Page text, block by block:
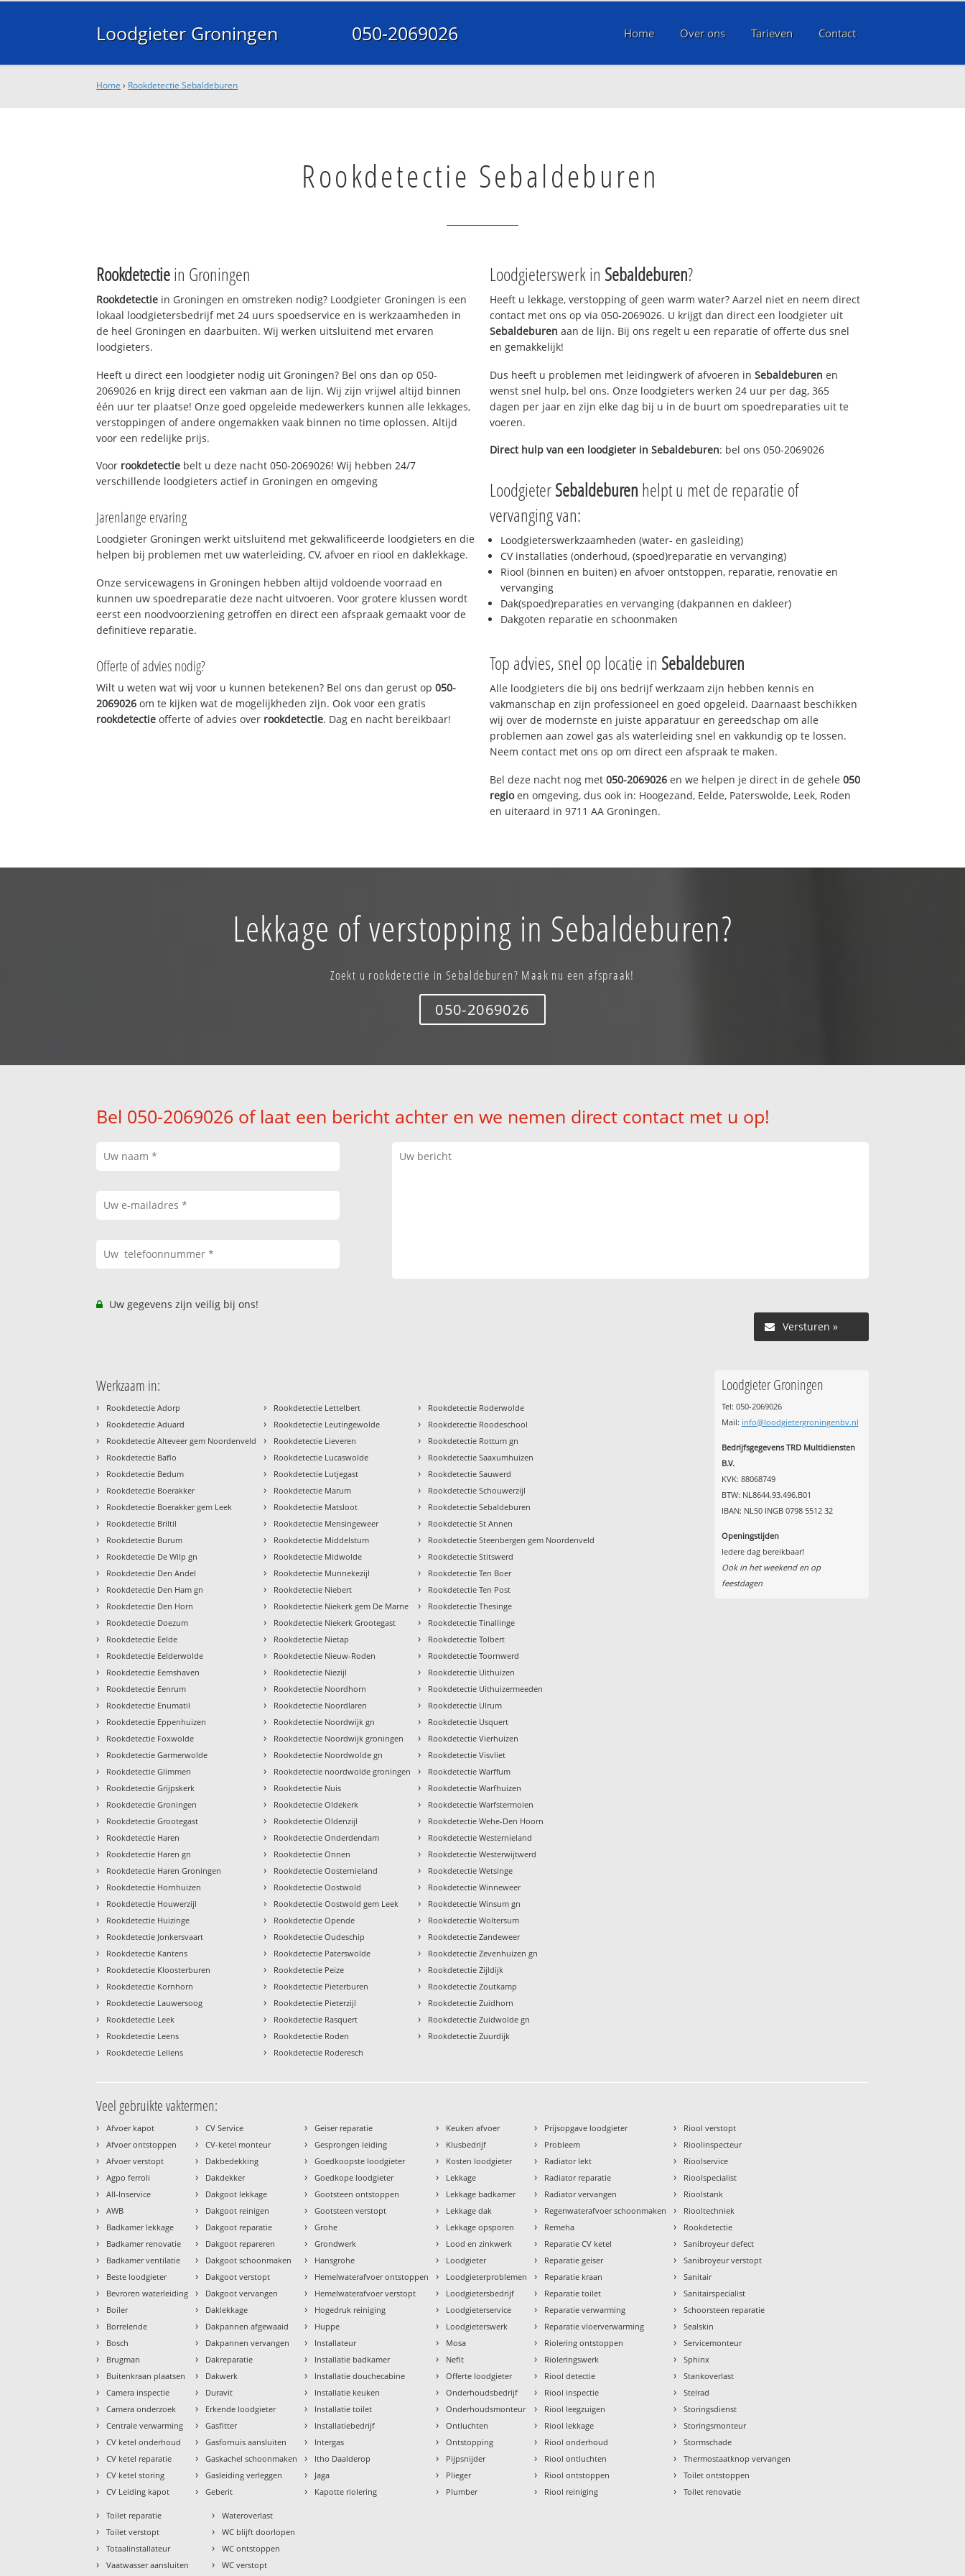
Loodgieter Groningen 050-2069026 Home Over ons Tarieven Contact
Home › Rookdetectie Sebaldeburen
Rookdetectie Sebaldeburen
Rookdetectiein Groningen
Rookdetectie in Groningen en omstreken nodig? Loodgieter Groningen is een
lokaal loodgietersbedrijf met 24 uurs spoedservice en is werkzaamheden in
de heel Groningen en daarbuiten. Wij werken uitsluitend met ervaren
loodgieters.
Heeft u direct een loodgieter nodig uit Groningen? Bel ons dan op 050-
2069026 en krijg direct een vakman aan de lijn. Wij zijn vrijwel altijd binnen
één uur ter plaatse! Onze goed opgeleide medewerkers kunnen alle lekkages,
verstoppingen of andere ongemakken vaak binnen no time oplossen. Altijd
voor een redelijke prijs.
Voor rookdetectie belt u deze nacht 050-2069026! Wij hebben 24/7
verschillende loodgieters actief in Groningen en omgeving
Jarenlange ervaring
Loodgieter Groningen werkt uitsluitend met gekwalificeerde loodgieters en die
helpen bij problemen met uw waterleiding, CV, afvoer en riool en daklekkage.
Onze servicewagens in Groningen hebben altijd voldoende voorraad en
kunnen uw spoedreparatie deze nacht uitvoeren. Voor grotere klussen wordt
eerst een noodvoorziening getroffen en direct een afspraak gemaakt voor de
definitieve reparatie.
Offerte of advies nodig?
Wilt u weten wat wij voor u kunnen betekenen? Bel ons dan gerust op050-
2069026 om te kijken wat de mogelijkheden zijn. Ook voor een gratis
rookdetectie offerte of advies over rookdetectie. Dag en nacht bereikbaar!
Loodgieterswerk in Sebaldeburen?
Heeft u lekkage, verstopping of geen warm water? Aarzel niet en neem direct
contact met ons op via 050-2069026. U krijgt dan direct een loodgieter uit
Sebaldeburen aan de lijn. Bij ons regelt u een reparatie of offerte dus snel
en gemakkelijk!
Dus heeft u problemen met leidingwerk of afvoeren in Sebaldeburen en
wenst snel hulp, bel ons. Onze loodgieters werken 24 uur per dag, 365
dagen per jaar en zijn elke dag bij u in de buurt om spoedreparaties uit te
voeren.
Direct hulp van een loodgieter in Sebaldeburen: bel ons 050-2069026
LoodgieterSebaldeburen helpt u met de reparatie of
vervanging van:
Loodgieterswerkzaamheden (water- en gasleiding)
CV installaties (onderhoud, (spoed)reparatie en vervanging)
Riool (binnen en buiten) en afvoer ontstoppen, reparatie, renovatie en
vervanging
Dak(spoed)reparaties en vervanging (dakpannen en dakleer)
Dakgoten reparatie en schoonmaken
Top advies, snel op locatie in Sebaldeburen
Alle loodgieters die bij ons bedrijf werkzaam zijn hebben kennis en
vakmanschap en zijn professioneel en goed opgeleid. Daarnaast beschikken
wij over de modernste en juiste apparatuur en gereedschap om alle
problemen aan zowel gas als waterleiding snel en vakkundig op te lossen.
Neem contact met ons op om direct een afspraak te maken.
Bel deze nacht nog met 050-2069026 en we helpen je direct in de gehele 050
regioen omgeving, dus ook in: Hoogezand, Eelde, Paterswolde, Leek, Roden
en uiteraard in 9711 AA Groningen.
Lekkage of verstopping in Sebaldeburen?
Zoekt u rookdetectie in Sebaldeburen? Maak nu een afspraak!
050-2069026
Bel 050-2069026 of laat een bericht achter en we nemen direct contact met u op!
Uw gegevens zijn veilig bij ons!
Versturen »
Werkzaam in:
› Rookdetectie Adorp
› Rookdetectie Aduard
› Rookdetectie Alteveer gem Noordenveld
› Rookdetectie Baflo
› Rookdetectie Bedum
› Rookdetectie Boerakker
› Rookdetectie Boerakker gem Leek
› Rookdetectie Briltil
› Rookdetectie Burum
› Rookdetectie De Wilp gn
› Rookdetectie Den Andel
› Rookdetectie Den Ham gn
› Rookdetectie Den Horn
› Rookdetectie Doezum
› Rookdetectie Eelde
› Rookdetectie Eelderwolde
› Rookdetectie Eemshaven
› Rookdetectie Eenrum
› Rookdetectie Enumatil
› Rookdetectie Eppenhuizen
› Rookdetectie Foxwolde
› Rookdetectie Garmerwolde
› Rookdetectie Glimmen
› Rookdetectie Grijpskerk
› Rookdetectie Groningen
› Rookdetectie Grootegast
› Rookdetectie Haren
› Rookdetectie Haren gn
› Rookdetectie Haren Groningen
› Rookdetectie Hornhuizen
› Rookdetectie Houwerzijl
› Rookdetectie Huizinge
› Rookdetectie Jonkersvaart
› Rookdetectie Kantens
› Rookdetectie Kloosterburen
› Rookdetectie Kornhorn
› Rookdetectie Lauwersoog
› Rookdetectie Leek
› Rookdetectie Leens
› Rookdetectie Lellens
› Rookdetectie Lettelbert
› Rookdetectie Leutingewolde
› Rookdetectie Lieveren
› Rookdetectie Lucaswolde
› Rookdetectie Lutjegast
› Rookdetectie Marum
› Rookdetectie Matsloot
› Rookdetectie Mensingeweer
› Rookdetectie Middelstum
› Rookdetectie Midwolde
› Rookdetectie Munnekezijl
› Rookdetectie Niebert
› Rookdetectie Niekerk gem De Marne
› Rookdetectie Niekerk Grootegast
› Rookdetectie Nietap
› Rookdetectie Nieuw-Roden
› Rookdetectie Niezijl
› Rookdetectie Noordhorn
› Rookdetectie Noordlaren
› Rookdetectie Noordwijk gn
› Rookdetectie Noordwijk groningen
› Rookdetectie Noordwolde gn
› Rookdetectie noordwolde groningen
› Rookdetectie Nuis
› Rookdetectie Oldekerk
› Rookdetectie Oldenzijl
› Rookdetectie Onderdendam
› Rookdetectie Onnen
› Rookdetectie Oosternieland
› Rookdetectie Oostwold
› Rookdetectie Oostwold gem Leek
› Rookdetectie Opende
› Rookdetectie Oudeschip
› Rookdetectie Paterswolde
› Rookdetectie Peize
› Rookdetectie Pieterburen
› Rookdetectie Pieterzijl
› Rookdetectie Rasquert
› Rookdetectie Roden
› Rookdetectie Roderesch
› Rookdetectie Roderwolde
› Rookdetectie Roodeschool
› Rookdetectie Rottum gn
› Rookdetectie Saaxumhuizen
› Rookdetectie Sauwerd
› Rookdetectie Schouwerzijl
› Rookdetectie Sebaldeburen
› Rookdetectie St Annen
› Rookdetectie Steenbergen gem Noordenveld
› Rookdetectie Stitswerd
› Rookdetectie Ten Boer
› Rookdetectie Ten Post
› Rookdetectie Thesinge
› Rookdetectie Tinallinge
› Rookdetectie Tolbert
› Rookdetectie Toornwerd
› Rookdetectie Uithuizen
› Rookdetectie Uithuizermeeden
› Rookdetectie Ulrum
› Rookdetectie Usquert
› Rookdetectie Vierhuizen
› Rookdetectie Visvliet
› Rookdetectie Warffum
› Rookdetectie Warfhuizen
› Rookdetectie Warfstermolen
› Rookdetectie Wehe-Den Hoorn
› Rookdetectie Westernieland
› Rookdetectie Westerwijtwerd
› Rookdetectie Wetsinge
› Rookdetectie Winneweer
› Rookdetectie Winsum gn
› Rookdetectie Woltersum
› Rookdetectie Zandeweer
› Rookdetectie Zevenhuizen gn
› Rookdetectie Zijldijk
› Rookdetectie Zoutkamp
› Rookdetectie Zuidhorn
› Rookdetectie Zuidwolde gn
› Rookdetectie Zuurdijk
Loodgieter Groningen
Tel: 050-2069026
Mail: info@loodgietergroningenbv.nl
Bedrijfsgegevens TRD Multidiensten
B.V.
KVK: 88068749
BTW: NL8644.93.496.B01
IBAN: NL50 INGB 0798 5512 32
Openingstijden
Iedere dag bereikbaar!
Ook in het weekend en op
feestdagen
Veel gebruikte vaktermen:
› Afvoer kapot
› Afvoer ontstoppen
› Afvoer verstopt
› Agpo ferroli
› All-Inservice
› AWB
› Badkamer lekkage
› Badkamer renovatie
› Badkamer ventilatie
› Beste loodgieter
› Bevroren waterleiding
› Boiler
› Borrelende
› Bosch
› Brugman
› Buitenkraan plaatsen
› Camera inspectie
› Camera onderzoek
› Centrale verwarming
› CV ketel onderhoud
› CV ketel reparatie
› CV ketel storing
› CV Leiding kapot
› CV Service
› CV-ketel monteur
› Dakbedekking
› Dakdekker
› Dakgoot lekkage
› Dakgoot reinigen
› Dakgoot reparatie
› Dakgoot repareren
› Dakgoot schoonmaken
› Dakgoot verstopt
› Dakgoot vervangen
› Daklekkage
› Dakpannen afgewaaid
› Dakpannen vervangen
› Dakreparatie
› Dakwerk
› Duravit
› Erkende loodgieter
› Gasfitter
› Gasfornuis aansluiten
› Gaskachel schoonmaken
› Gasleiding verleggen
› Geberit
› Geiser reparatie
› Gesprongen leiding
› Goedkoopste loodgieter
› Goedkope loodgieter
› Gootsteen ontstoppen
› Gootsteen verstopt
› Grohe
› Grondwerk
› Hansgrohe
› Hemelwaterafvoer ontstoppen
› Hemelwaterafvoer verstopt
› Hogedruk reiniging
› Huppe
› Installateur
› Installatie badkamer
› Installatie douchecabine
› Installatie keuken
› Installatie toilet
› Installatiebedrijf
› Intergas
› Itho Daalderop
› Jaga
› Kapotte riolering
› Keuken afvoer
› Klusbedrijf
› Kosten loodgieter
› Lekkage
› Lekkage badkamer
› Lekkage dak
› Lekkage opsporen
› Lood en zinkwerk
› Loodgieter
› Loodgieterproblemen
› Loodgietersbedrijf
› Loodgieterservice
› Loodgieterswerk
› Mosa
› Nefit
› Offerte loodgieter
› Onderhoudsbedrijf
› Onderhoudsmonteur
› Ontluchten
› Ontstopping
› Pijpsnijder
› Plieger
› Plumber
› Prijsopgave loodgieter
› Probleem
› Radiator lekt
› Radiator reparatie
› Radiator vervangen
› Regenwaterafvoer schoonmaken
› Remeha
› Reparatie CV ketel
› Reparatie geiser
› Reparatie kraan
› Reparatie toilet
› Reparatie verwarming
› Reparatie vloerverwarming
› Riolering ontstoppen
› Rioleringswerk
› Riool detectie
› Riool inspectie
› Riool leegzuigen
› Riool lekkage
› Riool onderhoud
› Riool ontluchten
› Riool ontstoppen
› Riool reiniging
› Riool verstopt
› Rioolinspecteur
› Rioolservice
› Rioolspecialist
› Rioolstank
› Riooltechniek
› Rookdetectie
› Sanibroyeur defect
› Sanibroyeur verstopt
› Sanitair
› Sanitairspecialist
› Schoorsteen reparatie
› Sealskin
› Servicemonteur
› Sphinx
› Stankoverlast
› Stelrad
› Storingsdienst
› Storingsmonteur
› Stormschade
› Thermostaatknop vervangen
› Toilet ontstoppen
› Toilet renovatie
› Toilet reparatie
› Toilet verstopt
› Totaalinstallateur
› Vaatwasser aansluiten
› Wateroverlast
› WC blijft doorlopen
› WC ontstoppen
› WC verstopt